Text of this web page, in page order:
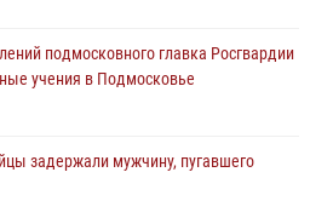
подмосковного главка Росгвардии
учения в Подмосковье
задержали мужчину, пугавшего